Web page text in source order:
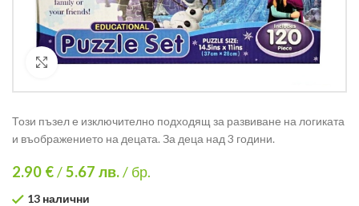
Кликнете за уголемяване
Този пъзел е изключително подходящ за развиване на логиката
и въображението на децата. За деца над 3 години.
2.90 €/5.67 лв./ бр.
13 налични